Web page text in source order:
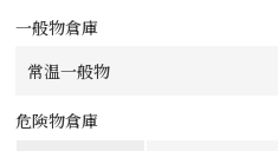
一般物倉庫
常温一般物
危険物倉庫